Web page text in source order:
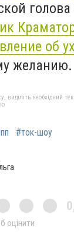
об
желанию.
необхідний
#ток-шоу
оцінити